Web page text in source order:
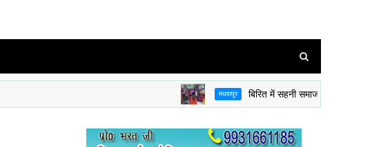
मधवापुर बिरित में सहनी समाज ने धूमधाम से मनाई श्री